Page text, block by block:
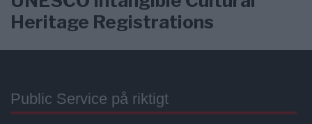
Heritage Registrations
Public Service på riktigt